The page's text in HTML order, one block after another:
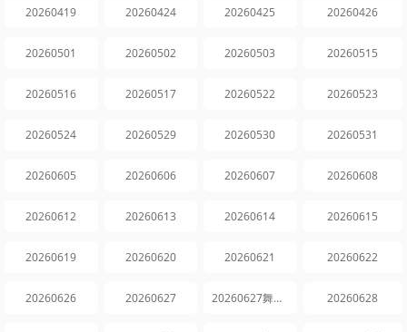
20260419 20260424 20260425 20260426
20260501 20260502 20260503 20260515
20260516 20260517 20260522 20260523
20260524 20260529 20260530 20260531
20260605 20260606 20260607 20260608
20260612 20260613 20260614 20260615
20260619 20260620 20260621 20260622
20260626 20260627 20260627舞台太好嗑 20260628